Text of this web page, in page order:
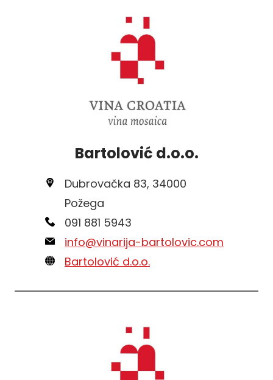
Bartolović d.o.o.
Dubrovačka 83, 34000
Požega
091 881 5943
info@vinarija-bartolovic.com
Bartolović d.o.o.